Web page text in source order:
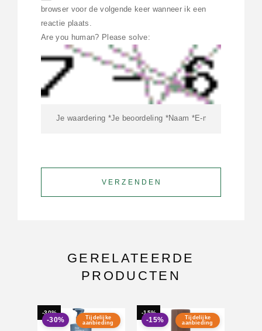
browser voor de volgende keer wanneer ik een
reactie plaats.
Are you human? Please solve:
GERELATEERDE
PRODUCTEN
-30%
Tijdelijke
aanbieding
-30%
-15%
Tijdelijke
aanbieding
-15%